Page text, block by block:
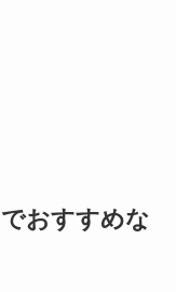
おすすめな